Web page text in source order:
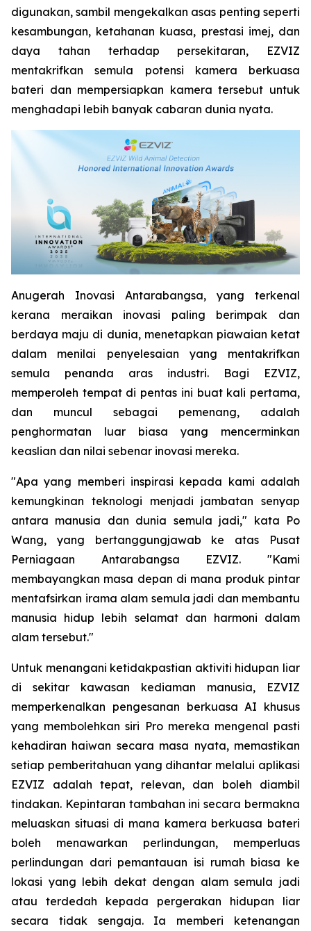
digunakan, sambil mengekalkan asas penting seperti
kesambungan, ketahanan kuasa, prestasi imej, dan
daya tahan terhadap persekitaran, EZVIZ
mentakrifkan semula potensi kamera berkuasa
bateri dan mempersiapkan kamera tersebut untuk
menghadapi lebih banyak cabaran dunia nyata.
Anugerah Inovasi Antarabangsa, yang terkenal
kerana meraikan inovasi paling berimpak dan
berdaya maju di dunia, menetapkan piawaian ketat
dalam menilai penyelesaian yang mentakrifkan
semula penanda aras industri. Bagi EZVIZ,
memperoleh tempat di pentas ini buat kali pertama,
dan muncul sebagai pemenang, adalah
penghormatan luar biasa yang mencerminkan
keaslian dan nilai sebenar inovasi mereka.
"Apa yang memberi inspirasi kepada kami adalah
kemungkinan teknologi menjadi jambatan senyap
antara manusia dan dunia semula jadi," kata Po
Wang, yang bertanggungjawab ke atas Pusat
Perniagaan Antarabangsa EZVIZ. "Kami
membayangkan masa depan di mana produk pintar
mentafsirkan irama alam semula jadi dan membantu
manusia hidup lebih selamat dan harmoni dalam
alam tersebut."
Untuk menangani ketidakpastian aktiviti hidupan liar
di sekitar kawasan kediaman manusia, EZVIZ
memperkenalkan pengesanan berkuasa AI khusus
yang membolehkan siri Pro mereka mengenal pasti
kehadiran haiwan secara masa nyata, memastikan
setiap pemberitahuan yang dihantar melalui aplikasi
EZVIZ adalah tepat, relevan, dan boleh diambil
tindakan. Kepintaran tambahan ini secara bermakna
meluaskan situasi di mana kamera berkuasa bateri
boleh menawarkan perlindungan, memperluas
perlindungan dari pemantauan isi rumah biasa ke
lokasi yang lebih dekat dengan alam semula jadi
atau terdedah kepada pergerakan hidupan liar
secara tidak sengaja. Ia memberi ketenangan